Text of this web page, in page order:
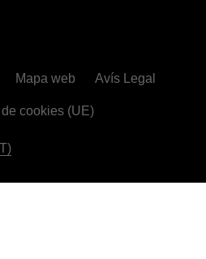
Mapa web Avís Legal
cookies (UE)